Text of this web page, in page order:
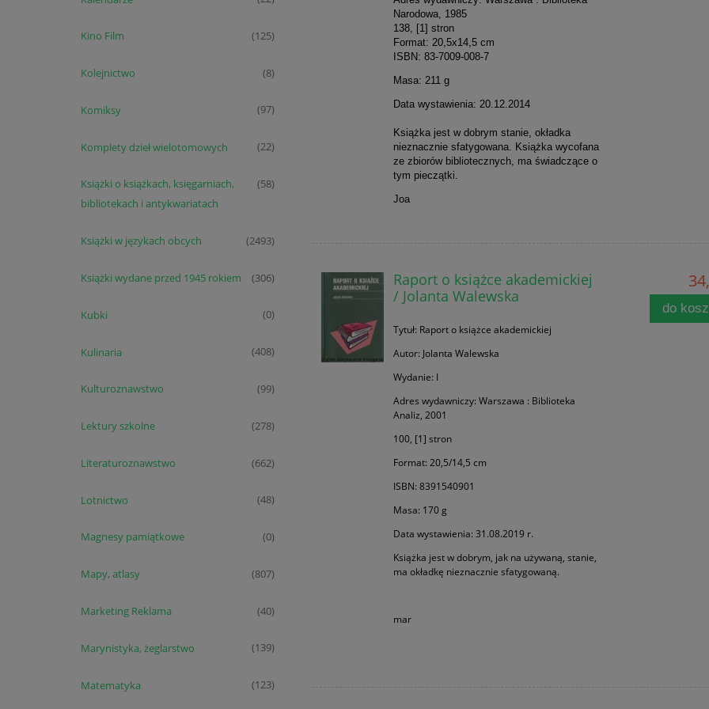
Kino Film (125)
Kolejnictwo (8)
Komiksy (97)
Komplety dzieł wielotomowych (22)
Książki o książkach, księgarniach,
bibliotekach i antykwariatach
(58)
Książki w językach obcych (2493)
Książki wydane przed 1945 rokiem (306)
Kubki (0)
Kulinaria (408)
Kulturoznawstwo (99)
Lektury szkolne (278)
Literaturoznawstwo (662)
Lotnictwo (48)
Magnesy pamiątkowe (0)
Mapy, atlasy (807)
Marketing Reklama (40)
Marynistyka, żeglarstwo (139)
Matematyka (123)
Narodowa, 1985
138, [1] stron
Format: 20,5x14,5 cm
ISBN: 83-7009-008-7
Masa: 211 g
Data wystawienia: 20.12.2014
Książka jest w dobrym stanie, okładka
nieznacznie sfatygowana. Książka wycofana
ze zbiorów bibliotecznych, ma świadczące o
tym pieczątki.
Joa
Raport o książce akademickiej
/ Jolanta Walewska
Tytuł: Raport o książce akademickiej
Autor: Jolanta Walewska
Wydanie: I
Adres wydawniczy: Warszawa : Biblioteka
Analiz, 2001
100, [1] stron
Format: 20,5/14,5 cm
ISBN: 8391540901
Masa: 170 g
Data wystawienia: 31.08.2019 r.
Książka jest w dobrym, jak na używaną, stanie,
ma okładkę nieznacznie sfatygowaną.
mar
do